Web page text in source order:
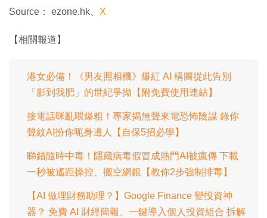
Source： ezone.hk、 X
【相關報道】
港女必備！《男友照相機》爆紅 AI 構圖從此告別
「影到我肥」的世紀爭拗【附免費使用連結】
接電話咪亂喂爆粗！專家揭無聲來電恐怖陰謀 錄你
聲紋AI扮你呃身邊人【自保5招必學】
睇錯隨時中毒！隱藏病毒假冒成熱門AI被瘋傳 下載
一秒被遙距操控、搬空網銀【教你2步強制排毒】
【AI 做埋財務助理？】Google Finance 變投資神
器？ 免費 AI 財經簡報、一鍵導入個人投資組合 拆解